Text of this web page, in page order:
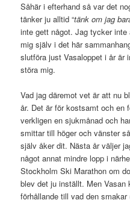
Såhär i efterhand så var det
tänker ju alltid “tänk om jag
inte gett något. Jag tycker
mig själv i det här
slutföra just Vasaloppet i år är
störa mig.
Vad jag däremot vet är att nu
år. Det är för kostsamt och en
verkligen en sjukmånad och
smittar till höger och vänster
själv åker dit. Nästa år väljer
något annat mindre lopp i
Stockholm Ski Marathon om
blev det ju inställt. Men
förhållande till vad den